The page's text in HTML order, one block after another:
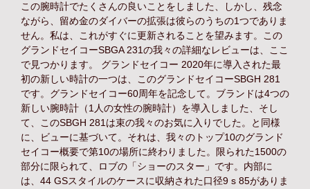
この腕時計でたくさんの良いことをしました、しかし、残念
ながら、留め金のダイバーの拡張は彼らのうちの1つでありま
せん。私は、これがすぐに更新されることを望みます。この
グランドセイコーSBGA 231の我々の詳細なレビューは、ここ
で見つかります。 グランドセイコー 2020年に導入された最
初の新しい時計の一つは、このグランドセイコーSBGH 281
です。グランドセイコー60周年を記念して。ブランドは4つの
新しい腕時計（1人の女性の腕時計）を導入しました、そし
て、このSBGH 281は束の我々のお気に入りでした。と同様
に、ビューに基づいて。それは、我々のトップ10のグランド
セイコー概要で第10の場所に終わりました。限られた1500の
部分に限られて、ロブの「ショーのスター」です。内部に
は、44 GSスタイルのケースに収納された口径9 s 85がありま